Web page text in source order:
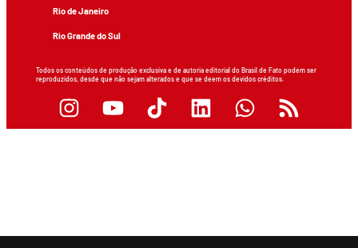
Rio de Janeiro
Rio Grande do Sul
Todos os conteúdos de produção exclusiva e de autoria editorial do Brasil de Fato podem ser
reproduzidos, desde que não sejam alterados e que se deem os devidos créditos.